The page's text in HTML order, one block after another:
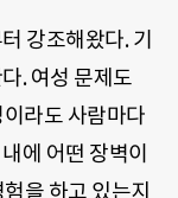
강조해왔다. 기
. 여성 문제도
라도 사람마다
에 어떤 장벽이
을 하고 있는지